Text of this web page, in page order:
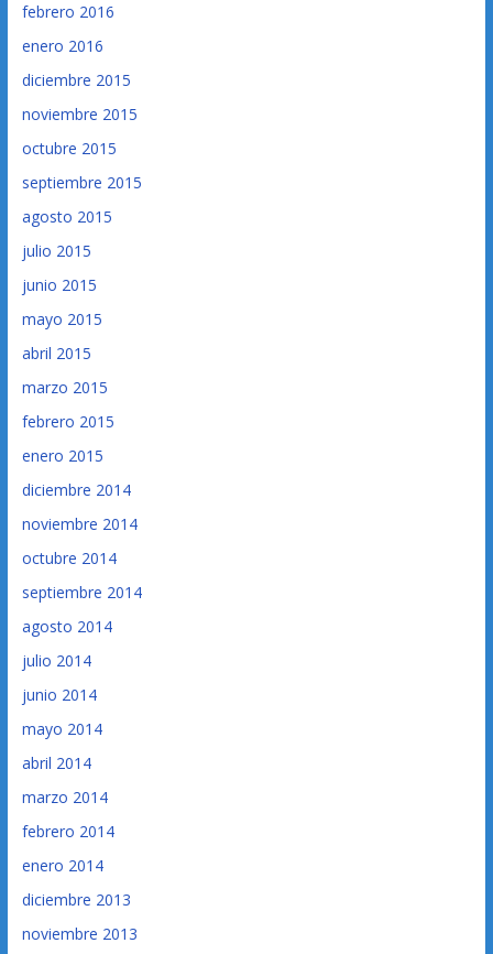
febrero 2016
enero 2016
diciembre 2015
noviembre 2015
octubre 2015
septiembre 2015
agosto 2015
julio 2015
junio 2015
mayo 2015
abril 2015
marzo 2015
febrero 2015
enero 2015
diciembre 2014
noviembre 2014
octubre 2014
septiembre 2014
agosto 2014
julio 2014
junio 2014
mayo 2014
abril 2014
marzo 2014
febrero 2014
enero 2014
diciembre 2013
noviembre 2013